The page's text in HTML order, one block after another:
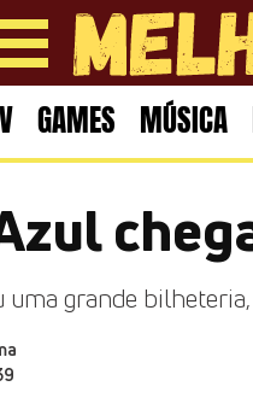
GAMES MÚSICA
uma grande